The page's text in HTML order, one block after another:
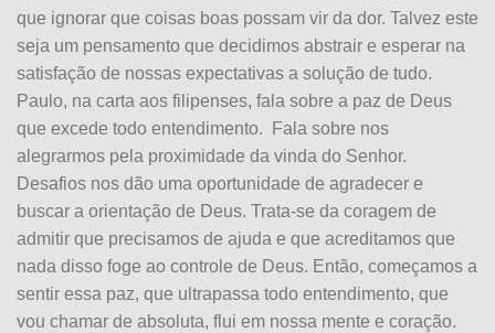
que ignorar que coisas boas possam vir da dor. Talvez este
seja um pensamento que decidimos abstrair e esperar na
satisfação de nossas expectativas a solução de tudo.
Paulo, na carta aos filipenses, fala sobre a paz de Deus
que excede todo entendimento. Fala sobre nos
alegrarmos pela proximidade da vinda do Senhor.
Desafios nos dão uma oportunidade de agradecer e
buscar a orientação de Deus. Trata-se da coragem de
admitir que precisamos de ajuda e que acreditamos que
nada disso foge ao controle de Deus. Então, começamos a
sentir essa paz, que ultrapassa todo entendimento, que
vou chamar de absoluta, flui em nossa mente e coração.